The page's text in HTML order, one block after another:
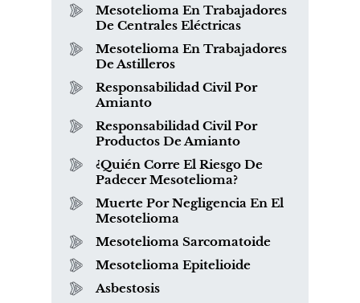
Mesotelioma En Trabajadores
De Centrales Eléctricas
Mesotelioma En Trabajadores
De Astilleros
Responsabilidad Civil Por
Amianto
Responsabilidad Civil Por
Productos De Amianto
¿Quién Corre El Riesgo De
Padecer Mesotelioma?
Muerte Por Negligencia En El
Mesotelioma
Mesotelioma Sarcomatoide
Mesotelioma Epitelioide
Asbestosis